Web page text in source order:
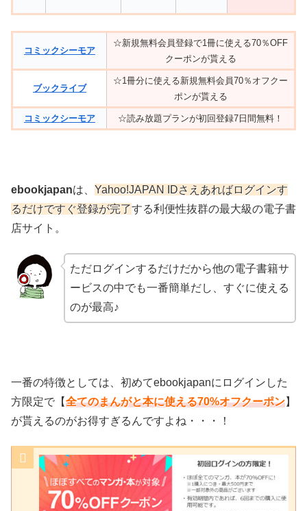
コミックシーモア
☆新規無料会員登録で1冊に使える70％OFF
クーポンが貰える
ブックライブ
☆1冊分に使える新規無料会員70％オフクー
ポンが貰える
コミックシーモア ☆読み放題プランが初回登録7日間無料！
ebookjapanは、 Yahoo!JAPAN IDさえあればログインす
るだけですぐ登録が完了する利便性抜群の最大級の電子書
店サイト。
ただログインするだけだから他の電子書籍サ
ービスの中でも一番簡単だし、すぐに使える
のが最高♪
一番の特徴としては、初めてebookjapanにログインした
方限定で【全てのまんがと本に使える70%オフクーポン】
が貰えるのがお得すぎるんですよね・・・！